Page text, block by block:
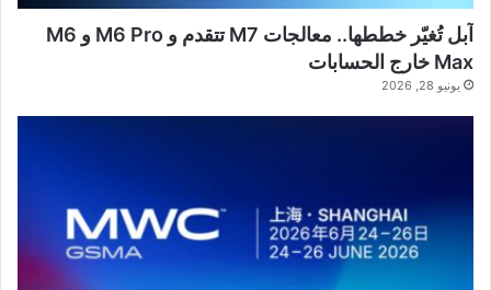
آبل تُغيّر خططها.. معالجات M7 تتقدم و M6 Pro و M6
Max خارج الحسابات
يونيو 28, 2026